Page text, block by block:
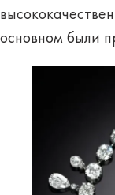
основном были